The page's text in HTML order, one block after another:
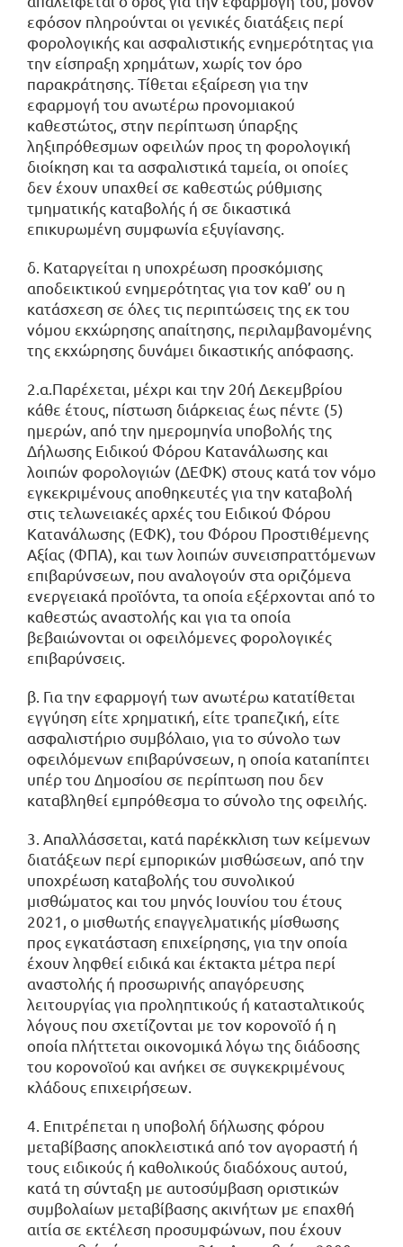
εφόσον πληρούνται οι γενικές διατάξεις περί
φορολογικής και ασφαλιστικής ενημερότητας για
την είσπραξη χρημάτων, χωρίς τον όρο
παρακράτησης. Τίθεται εξαίρεση για την
εφαρμογή του ανωτέρω προνομιακού
καθεστώτος, στην περίπτωση ύπαρξης
ληξιπρόθεσμων οφειλών προς τη φορολογική
διοίκηση και τα ασφαλιστικά ταμεία, οι οποίες
δεν έχουν υπαχθεί σε καθεστώς ρύθμισης
τμηματικής καταβολής ή σε δικαστικά
επικυρωμένη συμφωνία εξυγίανσης.
δ. Καταργείται η υποχρέωση προσκόμισης
αποδεικτικού ενημερότητας για τον καθ’ ου η
κατάσχεση σε όλες τις περιπτώσεις της εκ του
νόμου εκχώρησης απαίτησης, περιλαμβανομένης
της εκχώρησης δυνάμει δικαστικής απόφασης.
2.α.Παρέχεται, μέχρι και την 20ή Δεκεμβρίου
κάθε έτους, πίστωση διάρκειας έως πέντε (5)
ημερών, από την ημερομηνία υποβολής της
Δήλωσης Ειδικού Φόρου Κατανάλωσης και
λοιπών φορολογιών (ΔΕΦΚ) στους κατά τον νόμο
εγκεκριμένους αποθηκευτές για την καταβολή
στις τελωνειακές αρχές του Ειδικού Φόρου
Κατανάλωσης (ΕΦΚ), του Φόρου Προστιθέμενης
Αξίας (ΦΠΑ), και των λοιπών συνεισπραττόμενων
επιβαρύνσεων, που αναλογούν στα οριζόμενα
ενεργειακά προϊόντα, τα οποία εξέρχονται από το
καθεστώς αναστολής και για τα οποία
βεβαιώνονται οι οφειλόμενες φορολογικές
επιβαρύνσεις.
β. Για την εφαρμογή των ανωτέρω κατατίθεται
εγγύηση είτε χρηματική, είτε τραπεζική, είτε
ασφαλιστήριο συμβόλαιο, για το σύνολο των
οφειλόμενων επιβαρύνσεων, η οποία καταπίπτει
υπέρ του Δημοσίου σε περίπτωση που δεν
καταβληθεί εμπρόθεσμα το σύνολο της οφειλής.
3. Απαλλάσσεται, κατά παρέκκλιση των κείμενων
διατάξεων περί εμπορικών μισθώσεων, από την
υποχρέωση καταβολής του συνολικού
μισθώματος και του μηνός Ιουνίου του έτους
2021, ο μισθωτής επαγγελματικής μίσθωσης
προς εγκατάσταση επιχείρησης, για την οποία
έχουν ληφθεί ειδικά και έκτακτα μέτρα περί
αναστολής ή προσωρινής απαγόρευσης
λειτουργίας για προληπτικούς ή κατασταλτικούς
λόγους που σχετίζονται με τον κορονοϊό ή η
οποία πλήττεται οικονομικά λόγω της διάδοσης
του κορονοϊού και ανήκει σε συγκεκριμένους
κλάδους επιχειρήσεων.
4. Επιτρέπεται η υποβολή δήλωσης φόρου
μεταβίβασης αποκλειστικά από τον αγοραστή ή
τους ειδικούς ή καθολικούς διαδόχους αυτού,
κατά τη σύνταξη με αυτοσύμβαση οριστικών
συμβολαίων μεταβίβασης ακινήτων με επαχθή
αιτία σε εκτέλεση προσυμφώνων, που έχουν